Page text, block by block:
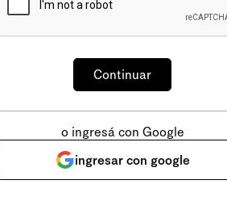
o ingresá con Google
ingresar con google